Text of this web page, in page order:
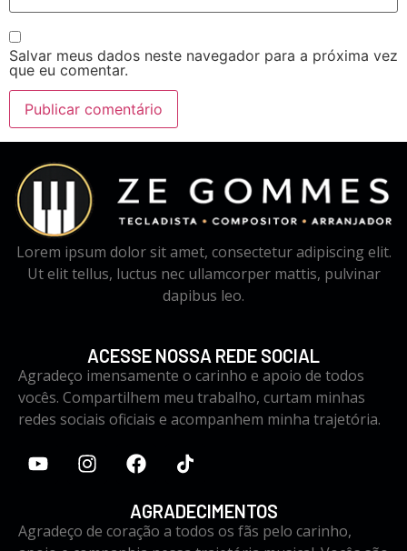
Salvar meus dados neste navegador para a próxima vez
que eu comentar.
Lorem ipsum dolor sit amet, consectetur adipiscing elit.
Ut elit tellus, luctus nec ullamcorper mattis, pulvinar
dapibus leo.
ACESSE NOSSA REDE SOCIAL
Agradeço imensamente o carinho e apoio de todos
vocês. Compartilhem meu trabalho, curtam minhas
redes sociais oficiais e acompanhem minha trajetória.
AGRADECIMENTOS
Agradeço de coração a todos os fãs pelo carinho,